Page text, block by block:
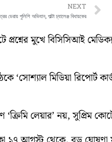
NEXT
ডেরায় পুলিশি অভিযান, পাল্টা চ্যালেঞ্জ বিধায়কের
প্রশ্নের মুখে বিসিসিআই
‘সোশ্যাল মিডিয়া রিপোর্ট
লেয়ার’ নয়, সুপ্রিম